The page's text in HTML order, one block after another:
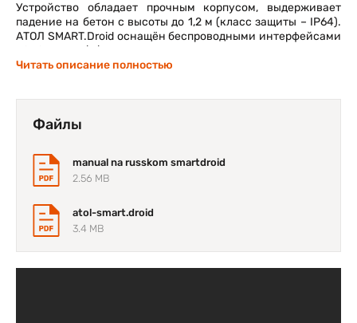
Устройство обладает прочным корпусом, выдерживает
падение на бетон с высоты до 1,2 м (класс защиты – IP64).
АТОЛ SMART.Droid оснащён беспроводными интерфейсами
Wi-Fi 802.11b/g/n и Bluetooth.
дольше (до 10 часов без подзарядки).
исполнения: отличный сканирующий модуль (1D
производства Honeywell или 2D-модуль производства
Motorola), которые вы можете выбрать индивидуально в
соответствии с нуждами ваших клиентов.
Читать описание полностью
Файлы
manual na russkom smartdroid
2.56 MB
atol-smart.droid
3.4 MB